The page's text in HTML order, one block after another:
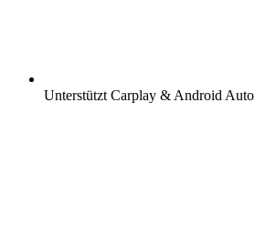
Unterstützt Carplay & Android Auto